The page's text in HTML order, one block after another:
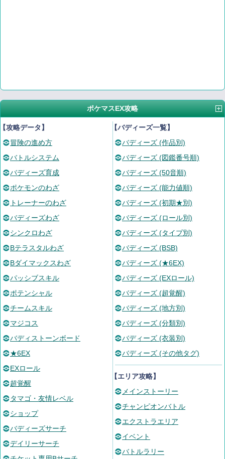
ポケマスEX攻略
攻略データ】
冒険の進め方
バトルシステム
バディーズ育成
ポケモンのわざ
トレーナーのわざ
バディーズわざ
シンクロわざ
Bテラスタルわざ
Bダイマックスわざ
パッシブスキル
ポテンシャル
チームスキル
マジコス
バディストーンボード
★6EX
EXロール
超覚醒
タマゴ・友情レベル
ショップ
バディーズサーチ
デイリーサーチ
【バディーズ一覧】
バディーズ (作品別)
バディーズ (図鑑番号順)
バディーズ (50音順)
バディーズ (能力値順)
バディーズ (初期★別)
バディーズ (ロール別)
バディーズ (タイプ別)
バディーズ (BSB)
バディーズ (★6EX)
バディーズ (EXロール)
バディーズ (超覚醒)
バディーズ (地方別)
バディーズ (分類別)
バディーズ (衣装別)
バディーズ (その他タグ)
【エリア攻略】
メインストーリー
チャンピオンバトル
エクストラエリア
イベント
バトルラリー